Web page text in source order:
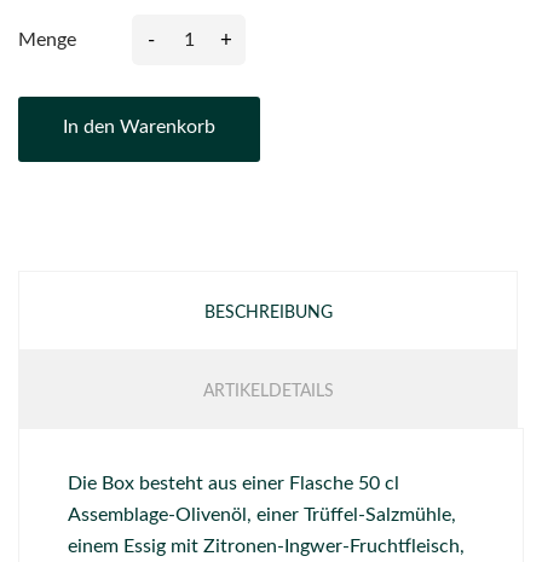
Menge - +
In den Warenkorb
BESCHREIBUNG
ARTIKELDETAILS
Die Box besteht aus einer Flasche 50 cl
Assemblage-Olivenöl, einer Trüffel-Salzmühle,
einem Essig mit Zitronen-Ingwer-Fruchtfleisch,